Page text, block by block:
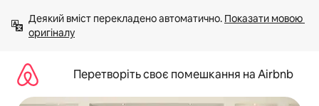
вмісту
Деякий вміст перекладено автоматично. Показати мовою
оригіналу
Перетворіть своє помешкання на Airbnb